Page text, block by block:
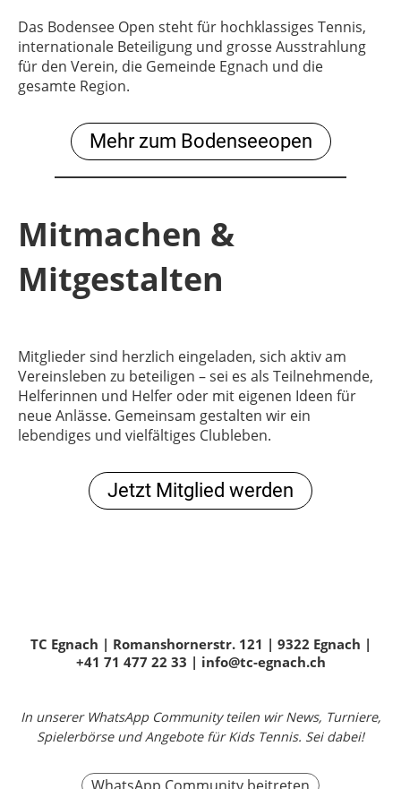
Das Bodensee Open steht für hochklassiges Tennis,
internationale Beteiligung und grosse Ausstrahlung
für den Verein, die Gemeinde Egnach und die
gesamte Region.
Mehr zum Bodenseeopen
Mitmachen &
Mitgestalten
Mitglieder sind herzlich eingeladen, sich aktiv am
Vereinsleben zu beteiligen – sei es als Teilnehmende,
Helferinnen und Helfer oder mit eigenen Ideen für
neue Anlässe. Gemeinsam gestalten wir ein
lebendiges und vielfältiges Clubleben.
Jetzt Mitglied werden
TC Egnach | Romanshornerstr. 121 | 9322 Egnach |
+41 71 477 22 33 | info@tc-egnach.ch
In unserer WhatsApp Community teilen wir News, Turniere,
Spielerbörse und Angebote für Kids Tennis. Sei dabei!